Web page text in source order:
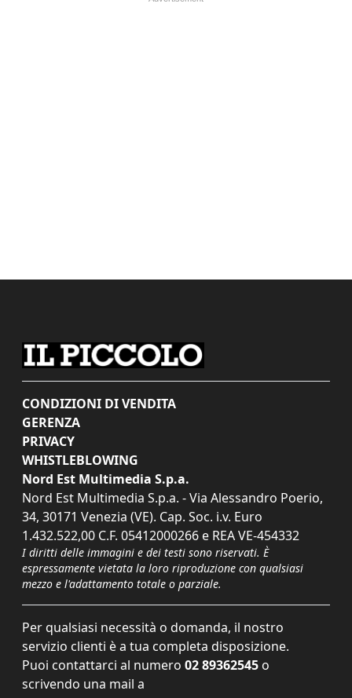
CONDIZIONI DI VENDITA
GERENZA
PRIVACY
WHISTLEBLOWING
Nord Est Multimedia S.p.a.
Nord Est Multimedia S.p.a. - Via Alessandro Poerio,
34, 30171 Venezia (VE). Cap. Soc. i.v. Euro
1.432.522,00 C.F. 05412000266 e REA VE-454332
I diritti delle immagini e dei testi sono riservati. È
espressamente vietata la loro riproduzione con qualsiasi
mezzo e l'adattamento totale o parziale.
Per qualsiasi necessità o domanda, il nostro
servizio clienti è a tua completa disposizione.
Puoi contattarci al numero 02 89362545 o
scrivendo una mail a